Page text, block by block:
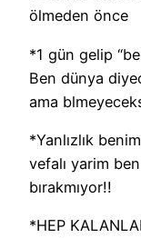
ölmeden önce
*1 gün gelip
Ben dünya
ama
*Yanlızlık benim
vefalı yarim
bırakmıyor!!
*HEP